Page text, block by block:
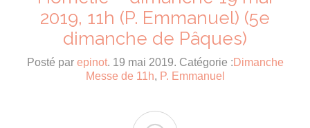
2019, 11h (P. Emmanuel) (5e
dimanche de Pâques)
Posté par epinot. 19 mai 2019. Catégorie : Dimanche
Messe de 11h, P. Emmanuel